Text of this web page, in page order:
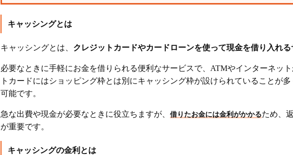
金利（利息）の計算式
具体的な計算例①10万円を1ヵ月借りた場合
キャッシングとカードローンの金利の違い
キャッシングとカードローンの金利比較
キャッシングとカードローンはどちらが低金利？
キャッシングとは
キャッシングとは、 クレジットカードやカードローンを使って現金を借り入れる
必要なときに手軽にお金を借りられる便利なサービスで、ATMやインターネッ
トカードにはショッピング枠とは別にキャッシング枠が設けられていることが
可能です。
急な出費や現金が必要なときに役立ちますが、 借りたお金には金利がかかるため、
が重要です。
キャッシングの金利とは